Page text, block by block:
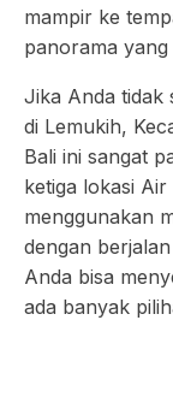
mampir ke
panorama
Jika Anda tidak
di Lemukih,
Bali ini sangat
ketiga lokasi
menggunakan
dengan
Anda bisa
ada banyak